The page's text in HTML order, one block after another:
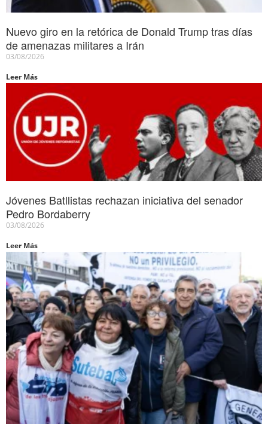
Nuevo giro en la retórica de Donald Trump tras días
de amenazas militares a Irán
03/08/2026
Leer Más
Jóvenes Batllistas rechazan iniciativa del senador
Pedro Bordaberry
03/08/2026
Leer Más